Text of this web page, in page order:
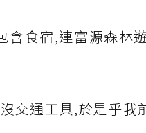
含食宿,連富源森林
交通工具,於是乎